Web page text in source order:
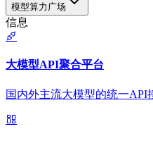
模型算力广场
信息
大模型API聚合平台
国内外主流大模型的统一API